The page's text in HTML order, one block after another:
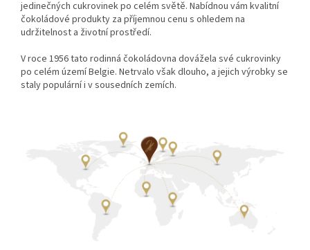
jedinečných cukrovinek po celém světě. Nabídnou vám kvalitní
čokoládové produkty za příjemnou cenu s ohledem na
udržitelnost a životní prostředí.
V roce 1956 tato rodinná čokoládovna dovážela své cukrovinky
po celém území Belgie. Netrvalo však dlouho, a jejich výrobky se
staly populární i v sousedních zemích.